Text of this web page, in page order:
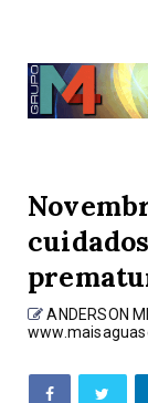
ANDERSON